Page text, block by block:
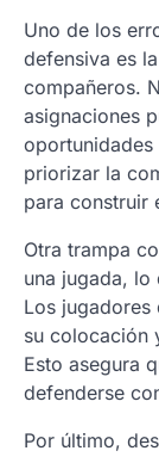
Uno de los
defensiva es
compañeros.
asignaciones
priorizar la
para construir
Otra trampa
una jugada, lo
Los jugadores
su colocación
Esto asegura
defenderse
Por último,